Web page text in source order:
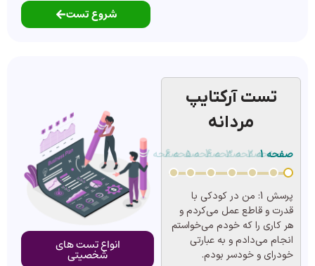
شروع تست
تست آرکتایپ
مردانه
صفحه 1
صفحه 2صفحه 3صفحه 4صفحه 5صفحه 6صفحه 7
پرسش 1:
من در کودکی با
قدرت و قاطع عمل می‌کردم و
هر کاری را که خودم می‌خواستم
انجام می‌دادم و به عبارتی
خودرای و خودسر بودم.
انواع تست های
شخصیتی